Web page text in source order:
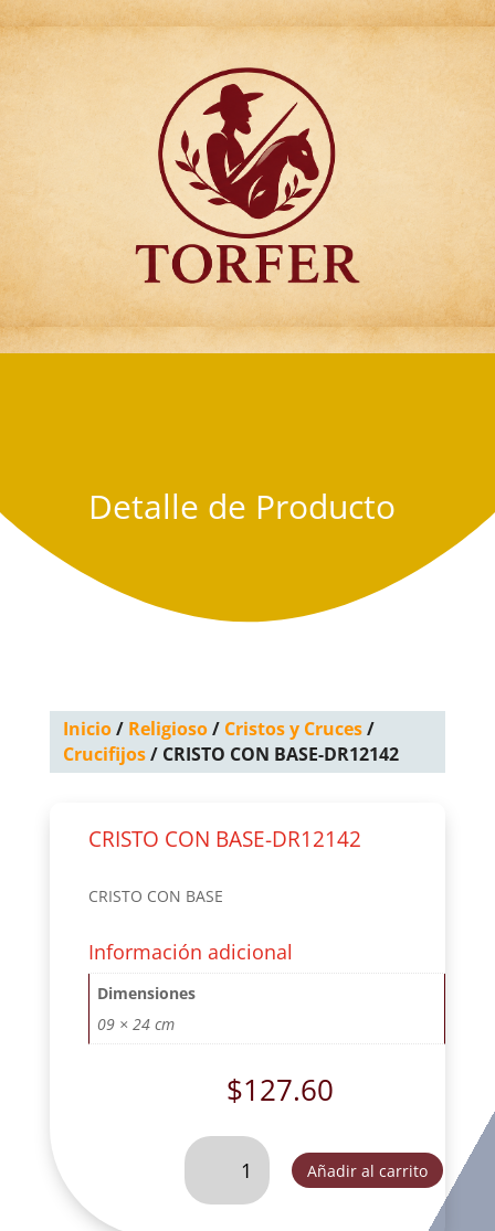
Articulos para
Regalo Torfer.
Detalle de Producto
Inicio/ Religioso/ Cristos y Cruces/
Crucifijos/ CRISTO CON BASE-DR12142
CRISTO CON BASE-DR12142
CRISTO CON BASE
Información adicional
Dimensiones
09 × 24 cm
$127.60
CRISTO
BASE-
Añadir al carrito